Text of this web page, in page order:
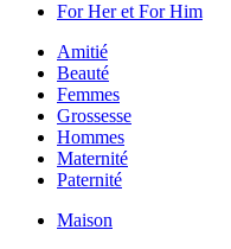
For Her et For Him
Amitié
Beauté
Femmes
Grossesse
Hommes
Maternité
Paternité
Maison